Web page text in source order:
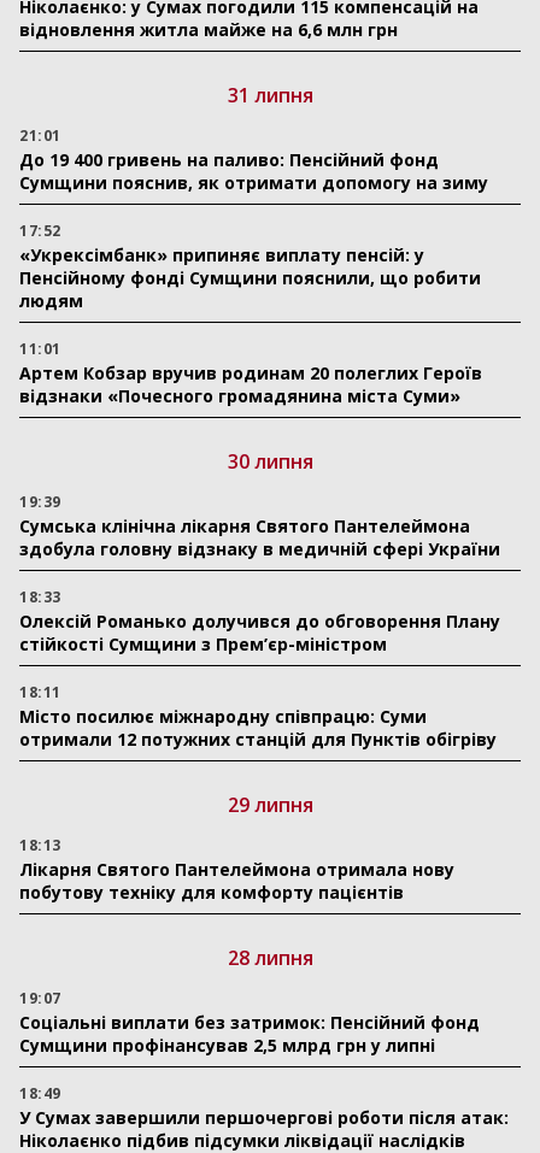
Ніколаєнко: у Сумах погодили 115 компенсацій на
відновлення житла майже на 6,6 млн грн
31 липня
21:01
До 19 400 гривень на паливо: Пенсійний фонд
Сумщини пояснив, як отримати допомогу на зиму
17:52
«Укрексімбанк» припиняє виплату пенсій: у
Пенсійному фонді Сумщини пояснили, що робити
людям
11:01
Артем Кобзар вручив родинам 20 полеглих Героїв
відзнаки «Почесного громадянина міста Суми»
30 липня
19:39
Сумська клінічна лікарня Святого Пантелеймона
здобула головну відзнаку в медичній сфері України
18:33
Олексій Романько долучився до обговорення Плану
стійкості Сумщини з Прем’єр-міністром
18:11
Місто посилює міжнародну співпрацю: Суми
отримали 12 потужних станцій для Пунктів обігріву
29 липня
18:13
Лікарня Святого Пантелеймона отримала нову
побутову техніку для комфорту пацієнтів
28 липня
19:07
Соціальні виплати без затримок: Пенсійний фонд
Сумщини профінансував 2,5 млрд грн у липні
18:49
У Сумах завершили першочергові роботи після атак:
Ніколаєнко підбив підсумки ліквідації наслідків